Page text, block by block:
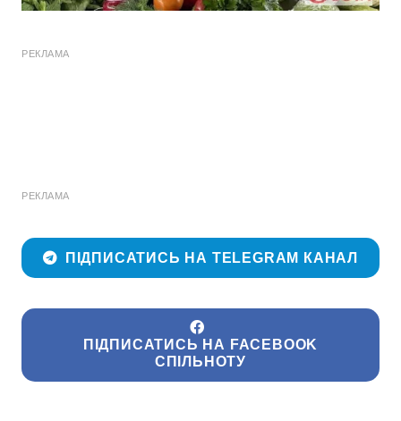
РЕКЛАМА
РЕКЛАМА
ПІДПИСАТИСЬ НА TELEGRAM КАНАЛ
ПІДПИСАТИСЬ НА FACEBOOK
СПІЛЬНОТУ